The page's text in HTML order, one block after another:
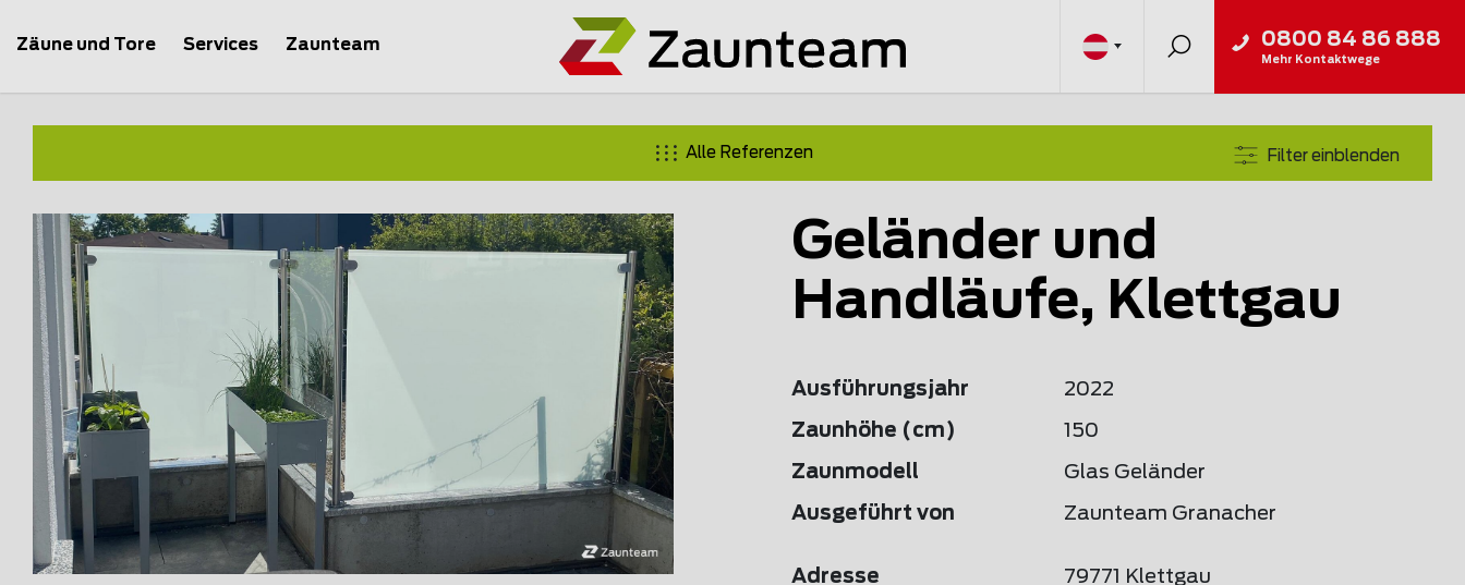
Zäune und Tore Services Zaunteam 0800 84 86 888
Mehr Kontaktwege
Alle Referenzen Filter einblenden
Geländer und
Handläufe, Klettgau
Ausführungsjahr 2022
Zaunhöhe (cm) 150
Zaunmodell Glas Geländer
Ausgeführt von Zaunteam Granacher
Adresse
79771 Klettgau